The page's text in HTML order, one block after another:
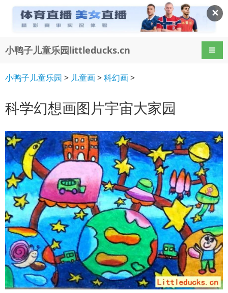
✕
小鸭子儿童乐园littleducks.cn 导航
小鸭子儿童乐园 > 儿童画>科幻画>
科学幻想画图片宇宙大家园